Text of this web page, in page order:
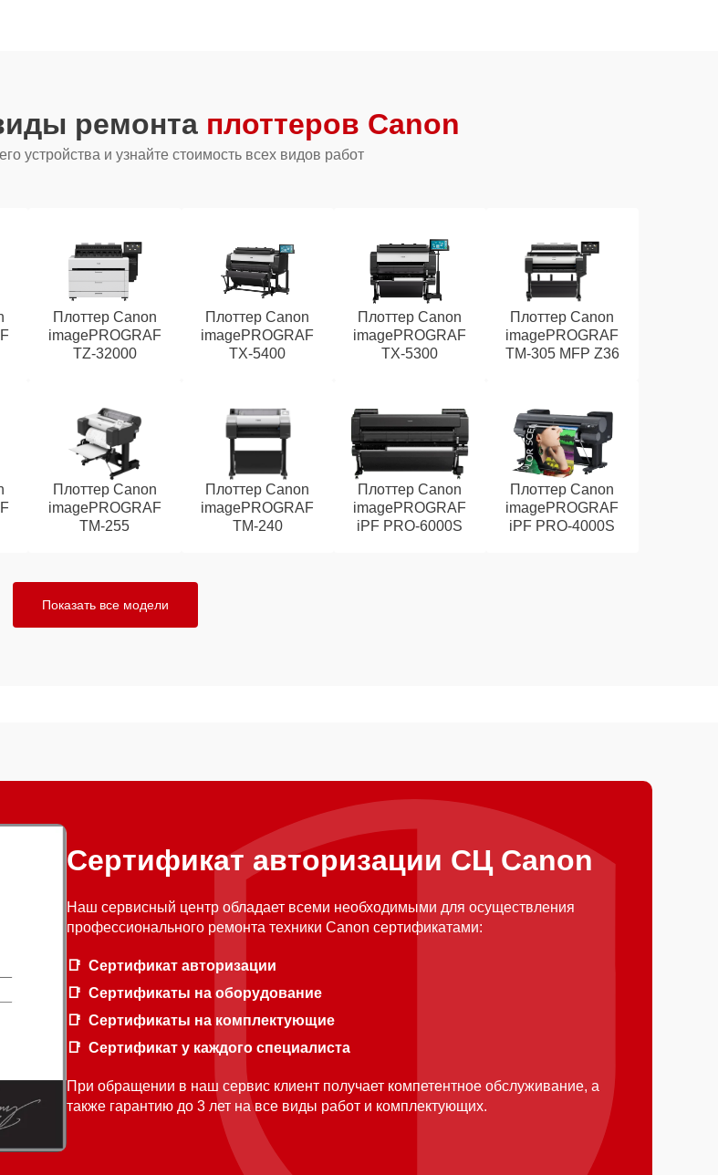
ремонта плоттеров Canon
устройства и узнайте стоимость всех видов работ
Плоттер Canon
imagePROGRAF
TZ-32000
Плоттер Canon
imagePROGRAF
TX-5400
Плоттер Canon
imagePROGRAF
TX-5300
Плоттер Canon
imagePROGRAF
TM-305 MFP Z36
Плоттер Canon
imagePROGRAF
TM-255
Плоттер Canon
imagePROGRAF
TM-240
Плоттер Canon
imagePROGRAF
iPF PRO-6000S
Плоттер Canon
imagePROGRAF
iPF PRO-4000S
Показать все модели
Сертификат авторизации СЦ Canon
Наш сервисный центр обладает всеми необходимыми для осуществления
профессионального ремонта техники Canon сертификатами:
Сертификат авторизации
Сертификаты на оборудование
Сертификаты на комплектующие
Сертификат у каждого специалиста
При обращении в наш сервис клиент получает компетентное обслуживание, а
также гарантию до 3 лет на все виды работ и комплектующих.